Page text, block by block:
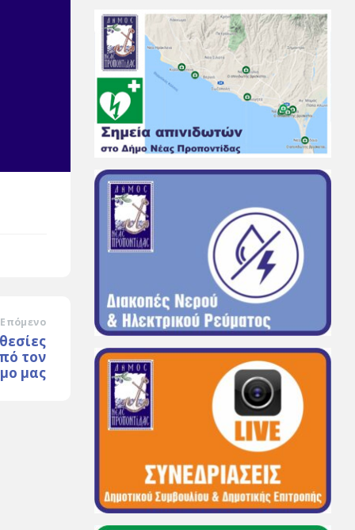
Επόμενο
τον
μας